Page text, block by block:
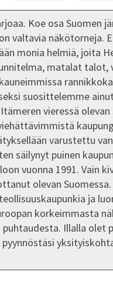
Koe osa Suomen
valtavia näkötorneja.
monia helmiä, joita
matalat
suosittelemme
vieressä olevan
varustettu
säilynyt puinen
vuonna 1991. Vain
olevan
ja
korkeimmasta
Illalla olet